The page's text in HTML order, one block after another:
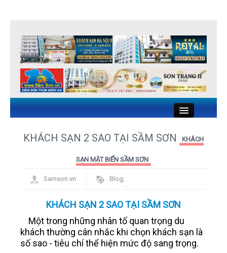
KHÁCH SẠN SẦM SƠN
NHÀ NGHỈ SẦM SƠN
NHÀ HÀNG HẢI SẢN SẦM SƠN
DU LỊCH SẦM SƠN
LIÊN HỆ
KHÁCH SẠN 2 SAO TẠI SẦM SƠN KHÁCH
SẠN MẶT BIỂN SẦM SƠN
Samson.vn Blog
Framework
KHÁCH SẠN 2 SAO TẠI SẦM SƠN
Một trong những nhân tố quan trọng du
khách thường cân nhắc khi chọn khách sạn là
số sao - tiêu chí thể hiện mức độ sang trọng.